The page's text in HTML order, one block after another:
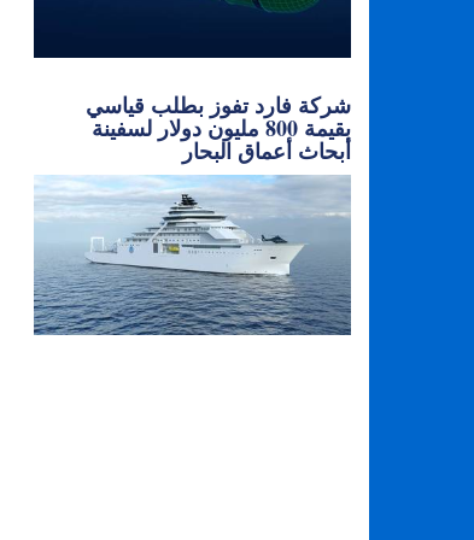
شركة فارد تفوز بطلب قياسي
بقيمة 800 مليون دولار لسفينة
أبحاث أعماق البحار